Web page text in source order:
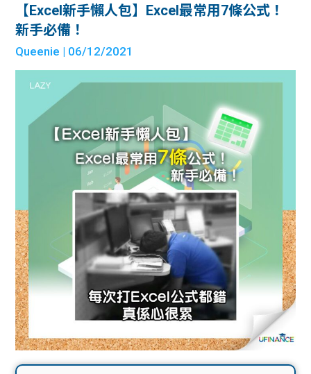
【Excel新手懶人包】Excel最常用7條公式！
新手必備！
Queenie | 06/12/2021